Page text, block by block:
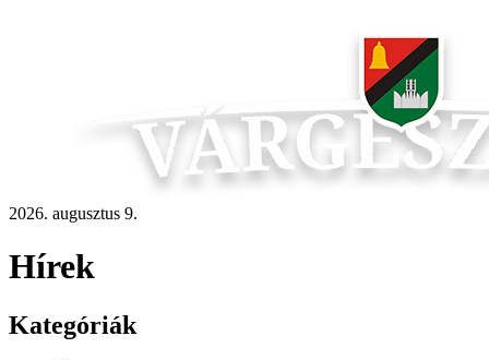
2026. augusztus 9.
Hírek
Kategóriák